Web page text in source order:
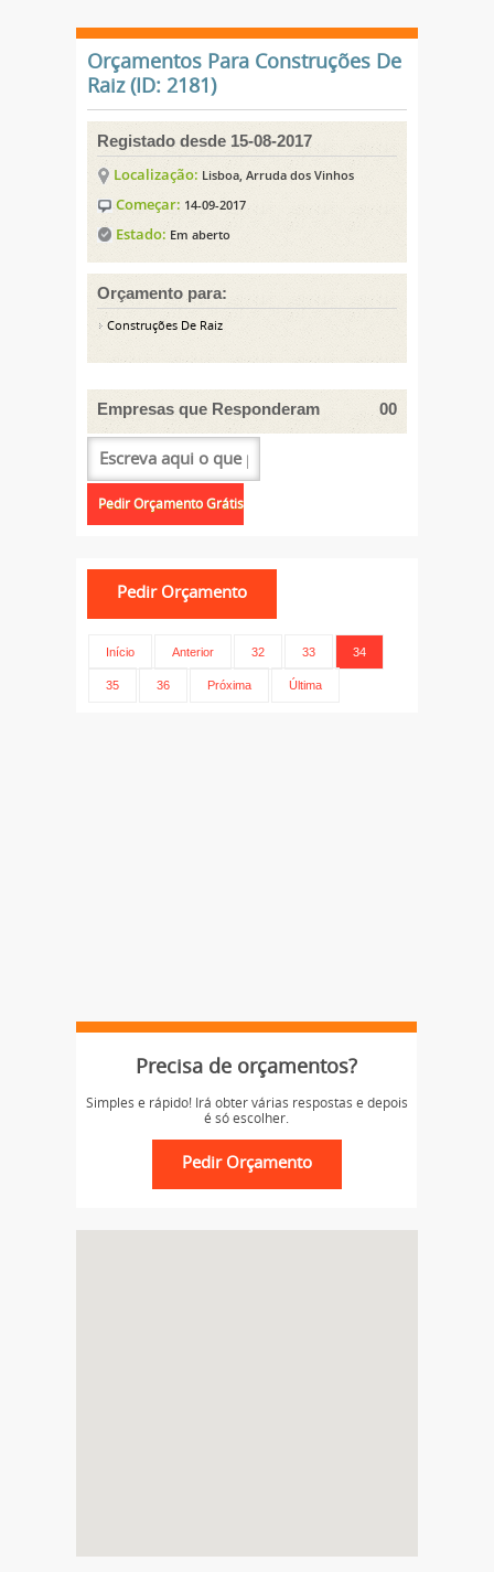
Orçamentos Para Construções De
Raiz (ID: 2181)
Registado desde 15-08-2017
Localização: Lisboa, Arruda dos Vinhos
Começar: 14-09-2017
Estado: Em aberto
Orçamento para:
Construções De Raiz
Empresas que Responderam 00
Início Anterior 32 33 34
35 36 Próxima Última
Precisa de orçamentos?
Simples e rápido! Irá obter várias respostas e depois
é só escolher.